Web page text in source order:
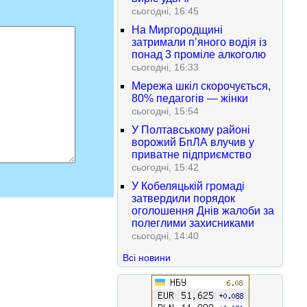
сьогодні, 16:45
На Миргородщині
затримали п’яного водія із
понад 3 проміле алкоголю
сьогодні, 16:33
Мережа шкіл скорочується,
80% педагогів — жінки
сьогодні, 15:54
У Полтавському районі
ворожий БпЛА влучив у
приватне підприємство
сьогодні, 15:42
У Кобеляцькій громаді
затвердили порядок
оголошення Днів жалоби за
полеглими захисниками
сьогодні, 14:40
Всі новини